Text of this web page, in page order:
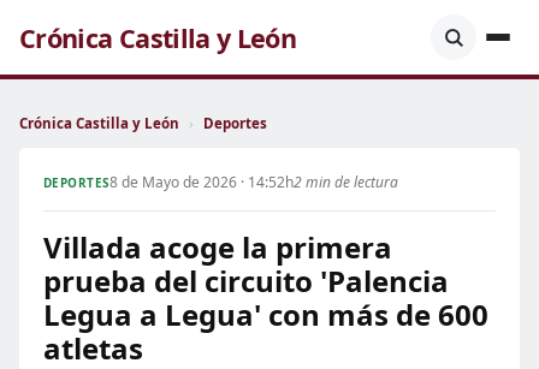
Crónica Castilla y León
Crónica Castilla y León › Deportes
DEPORTES8 de Mayo de 2026 · 14:52h2 min de lectura
Villada acoge la primera
prueba del circuito 'Palencia
Legua a Legua' con más de 600
atletas